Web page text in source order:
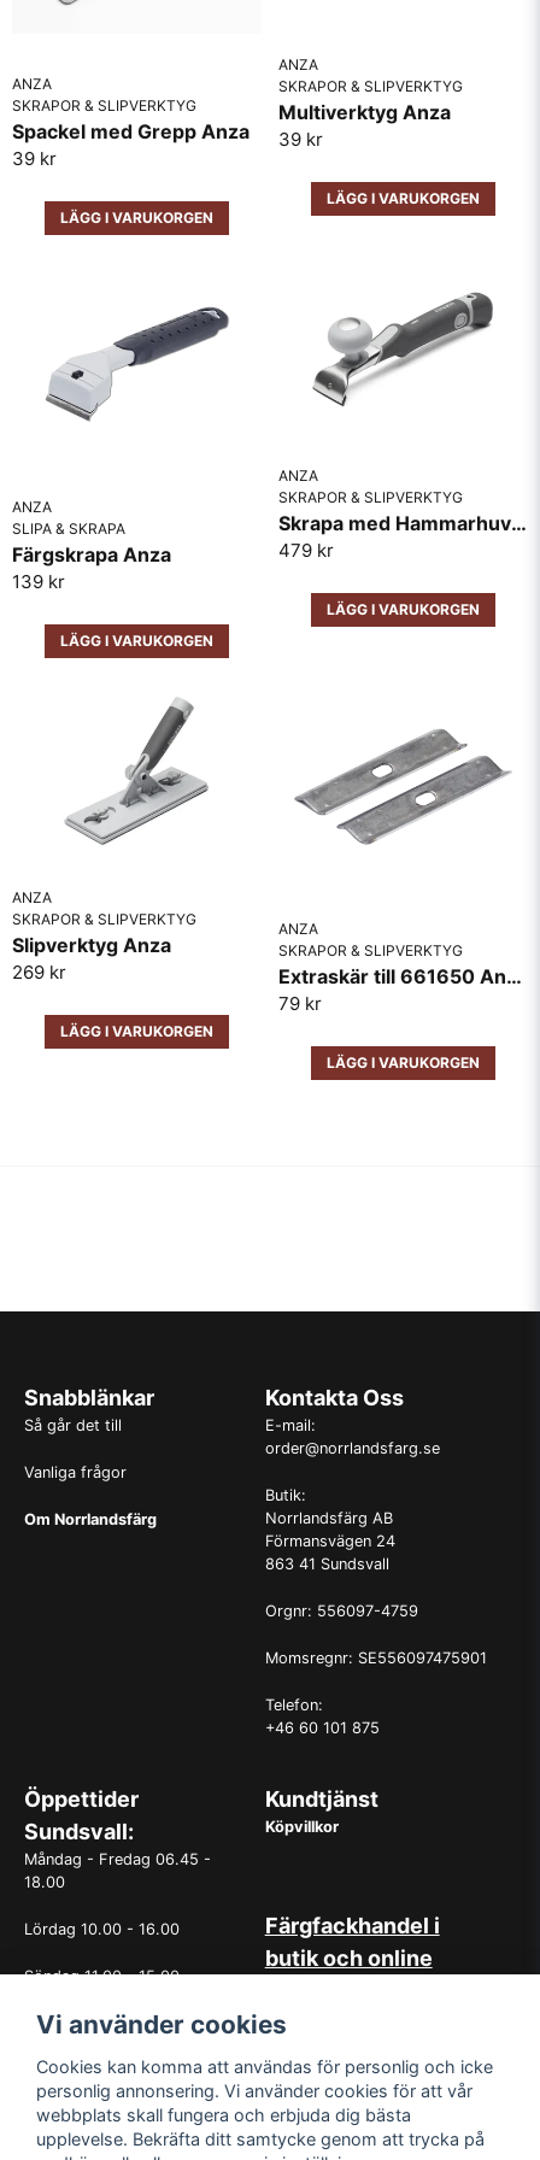
ANZA
SKRAPOR & SLIPVERKTYG
Spackel med Grepp Anza
39 kr
LÄGG I VARUKORGEN
ANZA
SKRAPOR & SLIPVERKTYG
Multiverktyg Anza
39 kr
LÄGG I VARUKORGEN
ANZA
SLIPA & SKRAPA
Färgskrapa Anza
139 kr
LÄGG I VARUKORGEN
ANZA
SKRAPOR & SLIPVERKTYG
Skrapa med Hammarhuvud Anza
479 kr
LÄGG I VARUKORGEN
ANZA
SKRAPOR & SLIPVERKTYG
Slipverktyg Anza
269 kr
LÄGG I VARUKORGEN
ANZA
SKRAPOR & SLIPVERKTYG
Extraskär till 661650 Anza 2 pack
79 kr
LÄGG I VARUKORGEN
Snabblänkar
Så går det till
Vanliga frågor
Om Norrlandsfärg
Kontakta Oss
E-mail:
order@norrlandsfarg.se
Butik:
Norrlandsfärg AB
Förmansvägen 24
863 41 Sundsvall
Orgnr: 556097-4759
Momsregnr: SE556097475901
Telefon:
+46 60 101 875
Öppettider
Sundsvall:
Måndag - Fredag 06.45 -
18.00
Lördag 10.00 - 16.00
Söndag 11.00 - 15.00
OBS. Avvikande öppettider
Kundtjänst
Köpvillkor
Färgfackhandel i
butik och online
det sedan starten 1965 varit
kundservice. Du kan känna dig
trygg med köp hos oss
oavsett om det är i butiken i
Sundsvall eller online. Det går
lika bra att kontakta oss via
Vi använder cookies
Cookies kan komma att användas för personlig och icke
personlig annonsering. Vi använder cookies för att vår
webbplats skall fungera och erbjuda dig bästa
upplevelse. Bekräfta ditt samtycke genom att trycka på